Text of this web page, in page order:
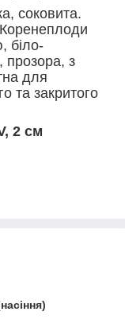
соковита.
біло-
прозора, з
для
та закритого
2 см